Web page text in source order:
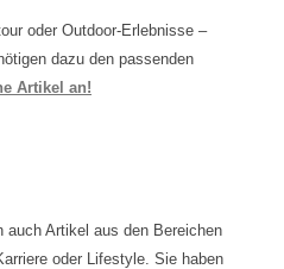
oder Outdoor-Erlebnisse –
dazu den passenden
Artikel an!
auch Artikel aus den Bereichen
oder Lifestyle. Sie haben